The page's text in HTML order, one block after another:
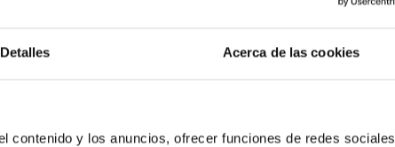
Detalles Acerca de las cookies
contenido y los anuncios, ofrecer funciones de redes sociales
Ir